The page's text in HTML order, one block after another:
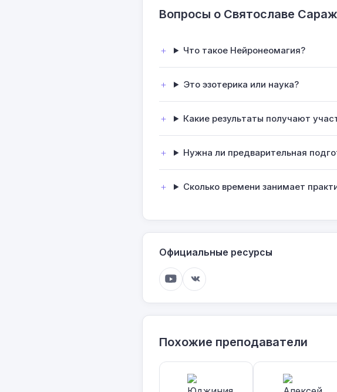
Вопросы о Святославе
Что такое Нейронеомагия?
Это эзотерика или наука?
Какие результаты получают
Нужна ли предварительная
Сколько времени занимает
Официальные ресурсы
Похожие преподаватели